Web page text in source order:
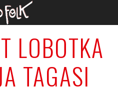
LOBOTKA
TAGASI